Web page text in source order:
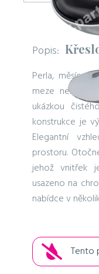
Popis:
Perla, měsíc v
meze
ukázkou
konstrukce je
Elegantní
prostoru.
jehož vnitřek
usazeno na
nabídce v
Tento